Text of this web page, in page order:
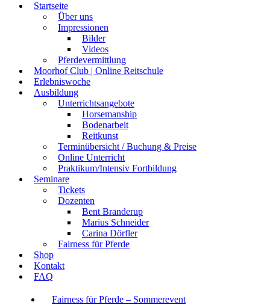
Startseite
Über uns
Impressionen
Bilder
Videos
Pferdevermittlung
Moorhof Club | Online Reitschule
Erlebniswoche
Ausbildung
Unterrichtsangebote
Horsemanship
Bodenarbeit
Reitkunst
Terminübersicht / Buchung & Preise
Online Unterricht
Praktikum/Intensiv Fortbildung
Seminare
Tickets
Dozenten
Bent Branderup
Marius Schneider
Carina Dörfler
Fairness für Pferde
Shop
Kontakt
FAQ
Fairness für Pferde – Sommerevent